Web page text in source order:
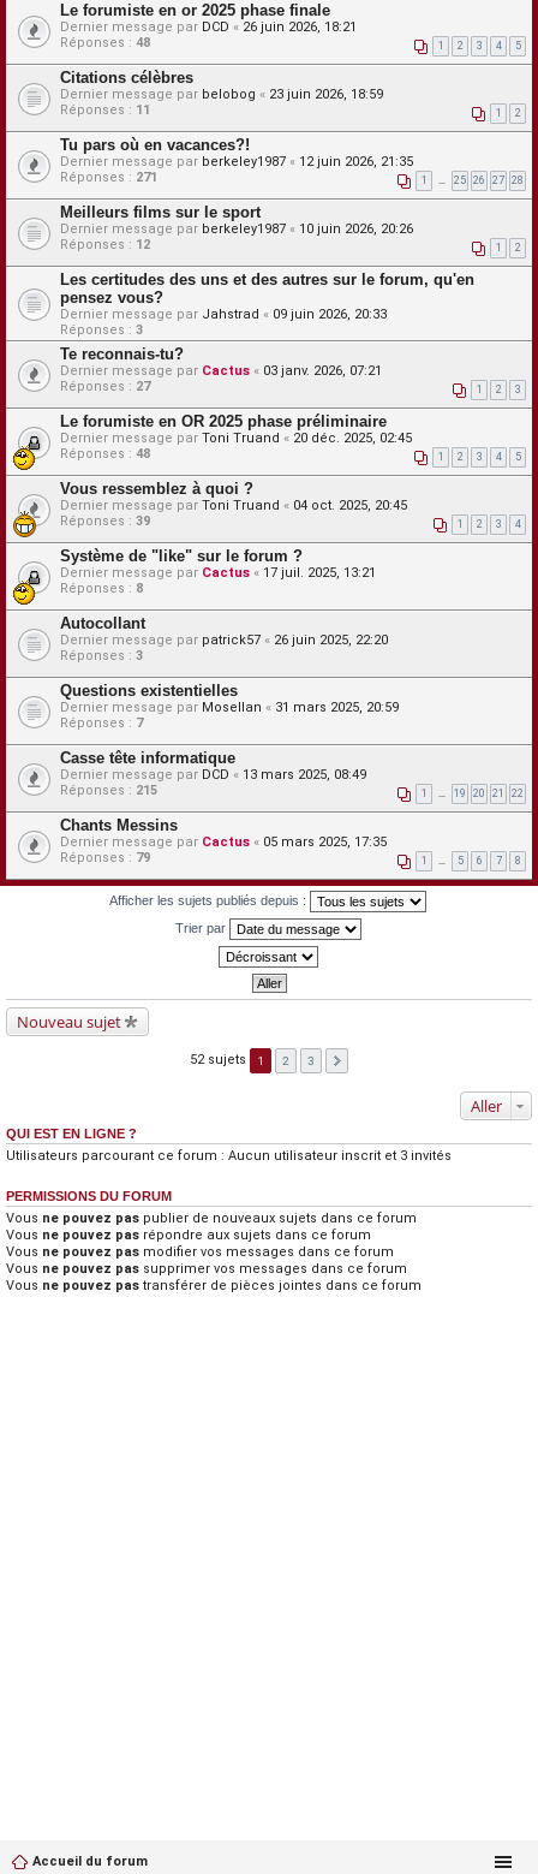
Le forumiste en or 2025 phase finale
Dernier message par DCD « 26 juin 2026, 18:21
Réponses : 48 1 2 3 4 5
Citations célèbres
Dernier message par belobog « 23 juin 2026, 18:59
Réponses : 11 1 2
Tu pars où en vacances?!
Dernier message par berkeley1987 « 12 juin 2026, 21:35
Réponses : 271 1 … 25 26 27 28
Meilleurs films sur le sport
Dernier message par berkeley1987 « 10 juin 2026, 20:26
Réponses : 12 1 2
Les certitudes des uns et des autres sur le forum, qu'en
pensez vous?
Dernier message par Jahstrad « 09 juin 2026, 20:33
Réponses : 3
Te reconnais-tu?
Dernier message par Cactus « 03 janv. 2026, 07:21
Réponses : 27 1 2 3
Le forumiste en OR 2025 phase préliminaire
Dernier message par Toni Truand « 20 déc. 2025, 02:45
Réponses : 48 1 2 3 4 5
Vous ressemblez à quoi ?
Dernier message par Toni Truand « 04 oct. 2025, 20:45
Réponses : 39 1 2 3 4
Système de "like" sur le forum ?
Dernier message par Cactus « 17 juil. 2025, 13:21
Réponses : 8
Autocollant
Dernier message par patrick57 « 26 juin 2025, 22:20
Réponses : 3
Questions existentielles
Dernier message par Mosellan « 31 mars 2025, 20:59
Réponses : 7
Casse tête informatique
Dernier message par DCD « 13 mars 2025, 08:49
Réponses : 215 1 … 19 20 21 22
Chants Messins
Dernier message par Cactus « 05 mars 2025, 17:35
Réponses : 79 1 … 5 6 7 8
Afficher les sujets publiés depuis :
Trier par
Nouveau sujet
52 sujets 1 2 3
Aller
QUI EST EN LIGNE ?
Utilisateurs parcourant ce forum : Aucun utilisateur inscrit et 3 invités
PERMISSIONS DU FORUM
Vous ne pouvez pas publier de nouveaux sujets dans ce forum
Vous ne pouvez pas répondre aux sujets dans ce forum
Vous ne pouvez pas modifier vos messages dans ce forum
Vous ne pouvez pas supprimer vos messages dans ce forum
Vous ne pouvez pas transférer de pièces jointes dans ce forum
Accueil du forum